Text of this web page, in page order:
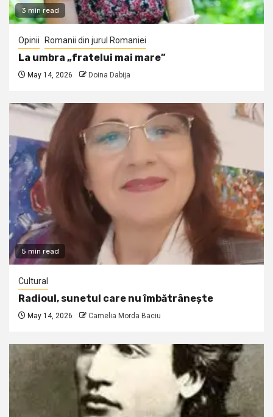
3 min read
Opinii Romanii din jurul Romaniei
La umbra „fratelui mai mare”
May 14, 2026 Doina Dabija
5 min read
Cultural
Radioul, sunetul care nu îmbătrânește
May 14, 2026 Camelia Morda Baciu